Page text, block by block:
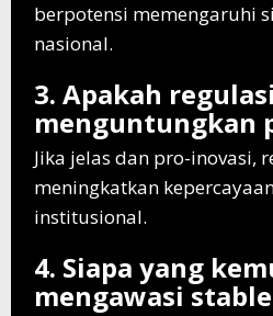
berpotensi memengaruhi
nasional.
3. Apakah
menguntungkan
Jika jelas dan pro-inovasi,
meningkatkan
institusional.
4. Siapa yang
mengawasi